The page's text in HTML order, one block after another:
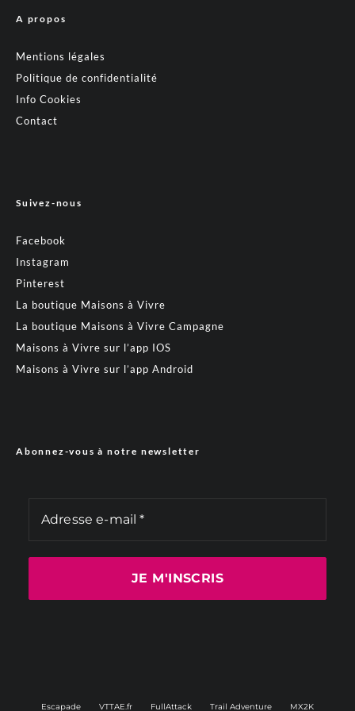
A propos
Mentions légales
Politique de confidentialité
Info Cookies
Contact
Suivez-nous
Facebook
Instagram
Pinterest
La boutique Maisons à Vivre
La boutique Maisons à Vivre Campagne
Maisons à Vivre sur l’app IOS
Maisons à Vivre sur l’app Android
Abonnez-vous à notre newsletter
Escapade VTTAE.fr FullAttack Trail Adventure MX2K